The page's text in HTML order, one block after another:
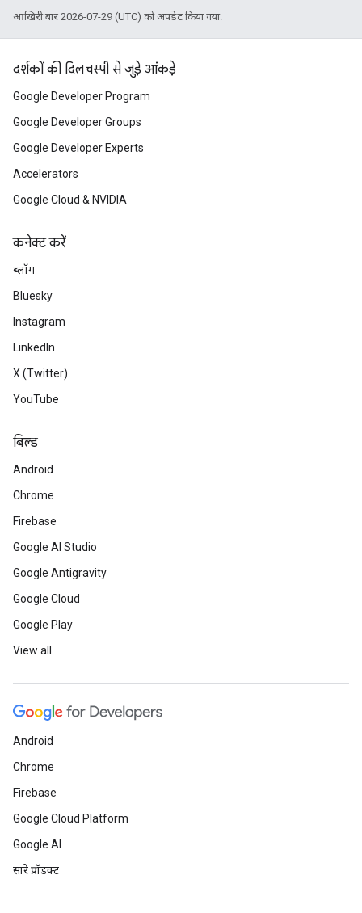
आखिरी बार 2026-07-29 (UTC) को अपडेट किया गया.
दर्शकों की दिलचस्पी से जुड़े आंकड़े
Google Developer Program
Google Developer Groups
Google Developer Experts
Accelerators
Google Cloud & NVIDIA
कनेक्ट करें
ब्लॉग
Bluesky
Instagram
LinkedIn
X (Twitter)
YouTube
बिल्ड
Android
Chrome
Firebase
Google AI Studio
Google Antigravity
Google Cloud
Google Play
View all
Android
Chrome
Firebase
Google Cloud Platform
Google AI
सारे प्रॉडक्ट